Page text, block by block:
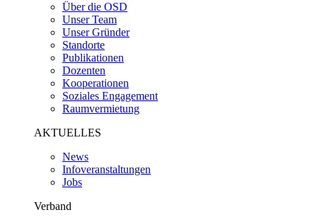
Über die OSD
Unser Team
Unser Gründer
Standorte
Publikationen
Dozenten
Kooperationen
Soziales Engagement
Raumvermietung
AKTUELLES
News
Infoveranstaltungen
Jobs
Verband